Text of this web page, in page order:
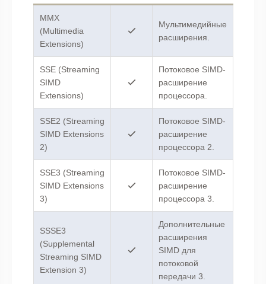
MMX
(Multimedia
Extensions)
Мультимедийные
расширения.
SSE (Streaming
SIMD
Extensions)
Потоковое SIMD-
расширение
процессора.
SSE2 (Streaming
SIMD Extensions
2)
Потоковое SIMD-
расширение
процессора 2.
SSE3 (Streaming
SIMD Extensions
3)
Потоковое SIMD-
расширение
процессора 3.
SSSE3
(Supplemental
Streaming SIMD
Extension 3)
Дополнительные
расширения
SIMD для
потоковой
передачи 3.